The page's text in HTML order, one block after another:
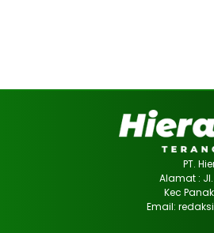
PT.
Alamat :
Kec
Email: